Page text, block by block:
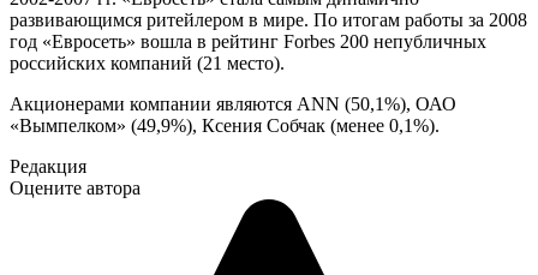
развивающимся ритейлером в мире. По итогам работы за 2008
год «Евросеть» вошла в рейтинг Forbes 200 непубличных
российских компаний (21 место).
Акционерами компании являются ANN (50,1%), ОАО
«Вымпелком» (49,9%), Ксения Собчак (менее 0,1%).
Редакция
Оцените автора